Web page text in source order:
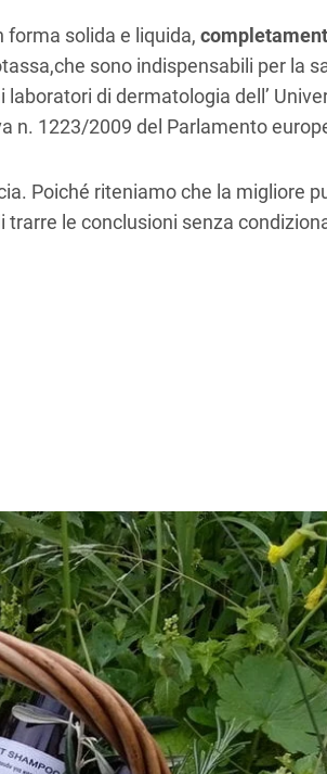
forma solida e liquida,
sono indispensabili per la
di dermatologia dell’
n. 1223/2009 del Parlamento
Poiché riteniamo che la migliore
le conclusioni senza